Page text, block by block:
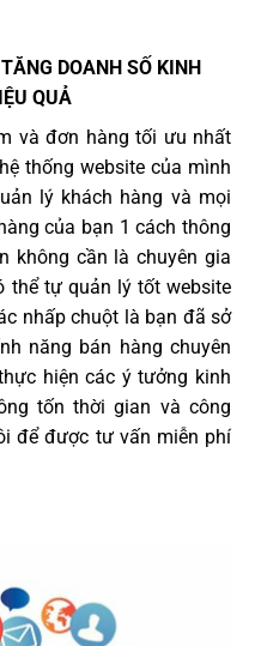
DOANH SỐ KINH
QUẢ
và đơn hàng tối ưu nhất
thống website của mình
lý khách hàng và mọi
của bạn 1 cách thông
không cần là chuyên gia
thể tự quản lý tốt website
nhấp chuột là bạn đã sở
năng bán hàng chuyên
hiện các ý tưởng kinh
tốn thời gian và công
để được tư vấn miễn phí